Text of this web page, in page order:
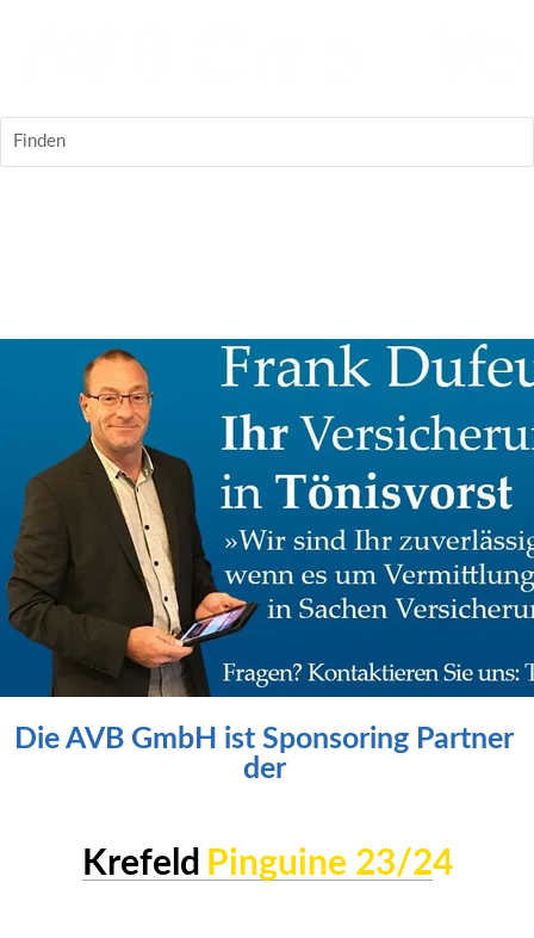
Finden
Die AVB GmbH ist Sponsoring Partner
der
Krefeld Pinguine 23/24